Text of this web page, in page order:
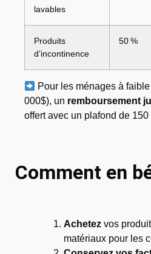
lavables
Produits
d’incontinence
50 %
Pour les ménages à
000$), un remboursement
offert avec un plafond de 150
Comment en
Achetez vos
matériaux pour les